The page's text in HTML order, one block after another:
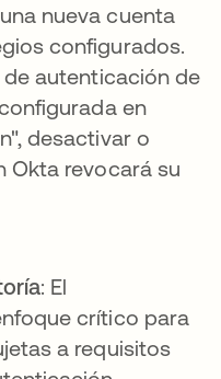
nueva cuenta
configurados.
autenticación de
en
desactivar o
Okta revocará su
: El
crítico para
a requisitos